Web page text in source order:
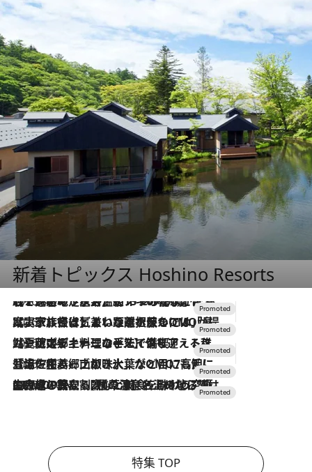
新着トピックス Hoshino Resorts
2026.8.7
【トンボの足水浴】ヒノキの香りに包まれて涼感マックス！約13℃の湧水かけ流しを避暑地「星野温泉 トンボの湯」で体験
2026.7.31
【ホテル帰省】という選択肢をOMOが提案。家族とほどよい距離を保つには「昼は実家、夜は気兼ねなくホテルで！」
2026.7.24
【夏限定ディナーコース】旬を迎える稚鮎や花ズッキーニなどをイタリア・トスカーナの郷土料理の手法で満喫！
2026.7.17
「土佐和ハーブかき氷」がOMO7高知に登場！生姜、山椒、大葉など目にも舌にも涼を呼ぶ郷土の味
2026.7.10
NEW OPEN！【界 草津】名湯の地に誕生。趣の異なる2種の温泉と上州ならではの会席・蕎麦割烹など美食を味わう究極の癒やし旅
特集 TOP